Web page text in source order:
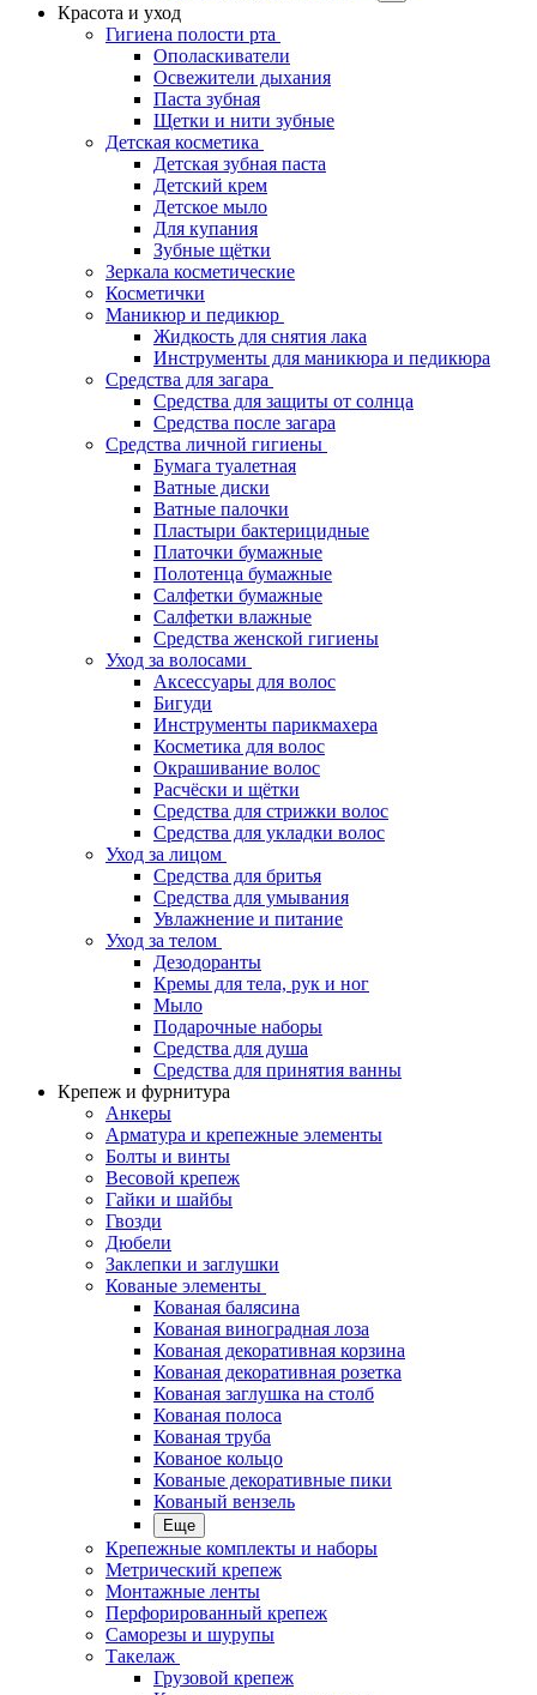
Красота и уход
Гигиена полости рта
Ополаскиватели
Освежители дыхания
Паста зубная
Щетки и нити зубные
Детская косметика
Детская зубная паста
Детский крем
Детское мыло
Для купания
Зубные щётки
Зеркала косметические
Косметички
Маникюр и педикюр
Жидкость для снятия лака
Инструменты для маникюра и педикюра
Средства для загара
Средства для защиты от солнца
Средства после загара
Средства личной гигиены
Бумага туалетная
Ватные диски
Ватные палочки
Пластыри бактерицидные
Платочки бумажные
Полотенца бумажные
Салфетки бумажные
Салфетки влажные
Средства женской гигиены
Уход за волосами
Аксессуары для волос
Бигуди
Инструменты парикмахера
Косметика для волос
Окрашивание волос
Расчёски и щётки
Средства для стрижки волос
Средства для укладки волос
Уход за лицом
Средства для бритья
Средства для умывания
Увлажнение и питание
Уход за телом
Дезодоранты
Кремы для тела, рук и ног
Мыло
Подарочные наборы
Средства для душа
Средства для принятия ванны
Крепеж и фурнитура
Анкеры
Арматура и крепежные элементы
Болты и винты
Весовой крепеж
Гайки и шайбы
Гвозди
Дюбели
Заклепки и заглушки
Кованые элементы
Кованая балясина
Кованая виноградная лоза
Кованая декоративная корзина
Кованая декоративная розетка
Кованая заглушка на столб
Кованая полоса
Кованая труба
Кованое кольцо
Кованые декоративные пики
Кованый вензель
Еще
Крепежные комплекты и наборы
Метрический крепеж
Монтажные ленты
Перфорированный крепеж
Саморезы и шурупы
Такелаж
Грузовой крепеж